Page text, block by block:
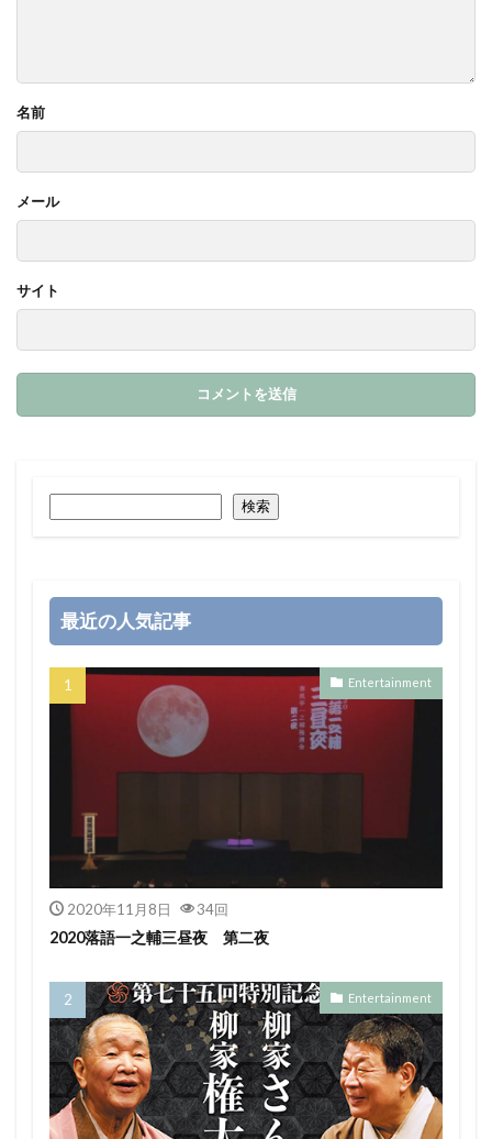
名前
メール
サイト
検索
最近の人気記事
Entertainment
2020年11月8日 34回
2020落語一之輔三昼夜 第二夜
Entertainment